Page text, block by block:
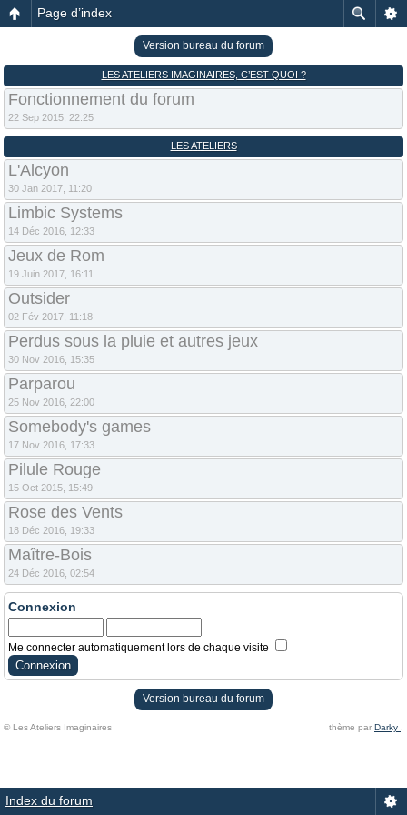
Page d’index
Version bureau du forum
LES ATELIERS IMAGINAIRES, C’EST QUOI ?
Fonctionnement du forum
22 Sep 2015, 22:25
LES ATELIERS
L'Alcyon
30 Jan 2017, 11:20
Limbic Systems
14 Déc 2016, 12:33
Jeux de Rom
19 Juin 2017, 16:11
Outsider
02 Fév 2017, 11:18
Perdus sous la pluie et autres jeux
30 Nov 2016, 15:35
Parparou
25 Nov 2016, 22:00
Somebody's games
17 Nov 2016, 17:33
Pilule Rouge
15 Oct 2015, 15:49
Rose des Vents
18 Déc 2016, 19:33
Maître-Bois
24 Déc 2016, 02:54
Connexion
Me connecter automatiquement lors de chaque visite
Version bureau du forum
© Les Ateliers Imaginaires thème par Darky
Index du forum